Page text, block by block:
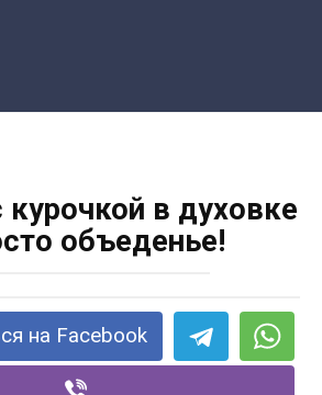
курочкой в духовке
объеденье!
на Facebook